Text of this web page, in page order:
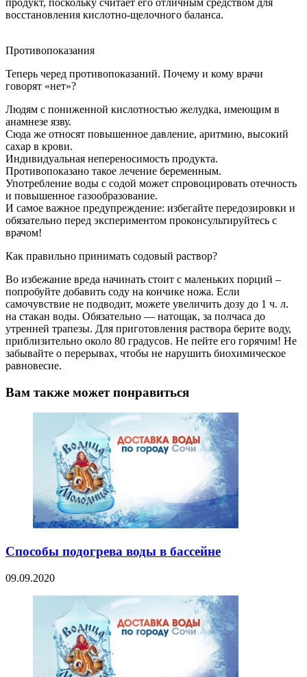
восстановления кислотно-щелочного баланса.
Противопоказания
Теперь черед противопоказаний. Почему и кому врачи
говорят «нет»?
Людям с пониженной кислотностью желудка, имеющим в
анамнезе язву.
Сюда же относят повышенное давление, аритмию, высокий
сахар в крови.
Индивидуальная непереносимость продукта.
Противопоказано такое лечение беременным.
Употребление воды с содой может спровоцировать отечность
и повышенное газообразование.
И самое важное предупреждение: избегайте передозировки и
обязательно перед экспериментом проконсультируйтесь с
врачом!
Как правильно принимать содовый раствор?
Во избежание вреда начинать стоит с маленьких порций –
попробуйте добавить соду на кончике ножа. Если
самочувствие не подводит, можете увеличить дозу до 1 ч. л.
на стакан воды. Обязательно — натощак, за полчаса до
утренней трапезы. Для приготовления раствора берите воду,
приблизительно около 80 градусов. Не пейте его горячим! Не
забывайте о перерывах, чтобы не нарушить биохимическое
равновесие.
Вам также может понравиться
Способы подогрева воды в бассейне
09.09.2020